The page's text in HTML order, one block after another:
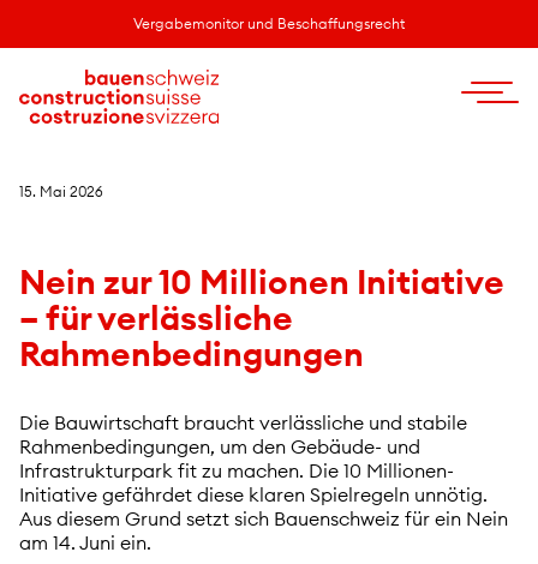
Vergabemonitor und Beschaffungsrecht
15. Mai 2026
Nein zur 10 Millionen Initiative
– für verlässliche
Rahmenbedingungen
Die Bauwirtschaft braucht verlässliche und stabile
Rahmenbedingungen, um den Gebäude- und
Infrastrukturpark fit zu machen. Die 10 Millionen-
Initiative gefährdet diese klaren Spielregeln unnötig.
Aus diesem Grund setzt sich Bauenschweiz für ein Nein
am 14. Juni ein.